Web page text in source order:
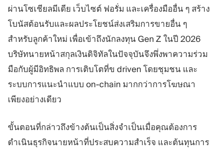
ผ่านโซเชียลมีเดีย เว็บไซต์ ฟอรั่ม และเครื่องมืออื่น ๆ สร้าง
โบนัสต้อนรับและผลประโยชน์ส่งเสริมการขายอื่น ๆ
สำหรับลูกค้าใหม่ เพื่อเข้าถึงนักลงทุน Gen Z ในปี 2026
บริษัทนายหน้าสกุลเงินดิจิทัลในปัจจุบันจึงพึ่งพาความร่วม
มือกับผู้มีอิทธิพล การเติบโตที่ข driven โดยชุมชน และ
ระบบการแนะนำแบบ on-chain มากกว่าการโฆษณา
เพียงอย่างเดียว
ขั้นตอนที่กล่าวถึงข้างต้นเป็นสิ่งจำเป็นเมื่อคุณต้องการ
ดำเนินธุรกิจนายหน้าที่ประสบความสำเร็จ และต้นทุนการ